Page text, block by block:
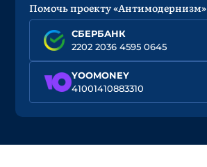
Помочь проекту «Антимодернизм»
СБЕРБАНК
2202 2036 4595 0645
YOOMONEY
41001410883310